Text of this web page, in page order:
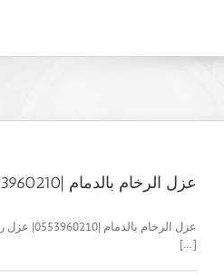
عزل الرخام بالدمام |0553960210| عزل رخام رخيص
عزل الرخام
[...]